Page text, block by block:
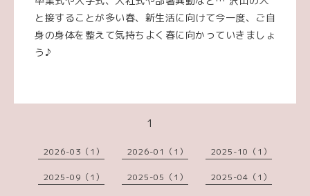
と接することが多い春、新生活に向けて今一度、ご自
身の身体を整えて気持ちよく春に向かっていきましょ
う♪
1
2026-03（1） 2026-01（1） 2025-10（1）
2025-09（1） 2025-05（1） 2025-04（1）